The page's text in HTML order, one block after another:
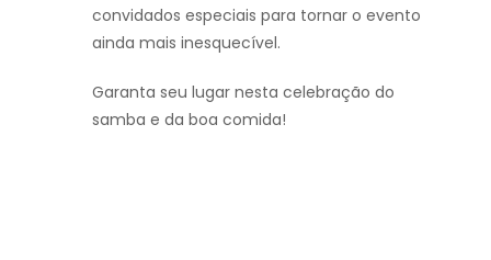
convidados especiais para tornar o evento
ainda mais inesquecível.
Garanta seu lugar nesta celebração do
samba e da boa comida!